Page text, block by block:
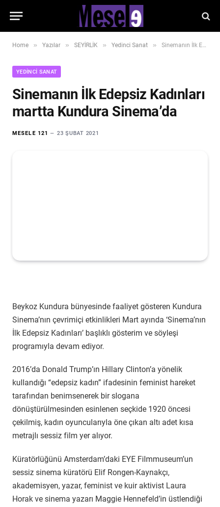
Home » Yazılar » SEYİRLİK » Yedinci Sanat » Sinemanın İlk Edepsiz Kadınları martta Kundura Sinema’da
YEDINCI SANAT
Sinemanın İlk Edepsiz Kadınları
martta Kundura Sinema’da
MESELE 121 23 ŞUBAT 2021
Beykoz Kundura bünyesinde faaliyet gösteren Kundura
Sinema’nın çevrimiçi etkinlikleri Mart ayında ‘Sinema’nın
İlk Edepsiz Kadınları’ başlıklı gösterim ve söyleşi
programıyla devam ediyor.
2016’da Donald Trump’ın Hillary Clinton’a yönelik
kullandığı “edepsiz kadın” ifadesinin feminist hareket
tarafından benimsenerek bir slogana
dönüştürülmesinden esinlenen seçkide 1920 öncesi
çekilmiş, kadın oyuncularıyla öne çıkan altı adet kısa
metrajlı sessiz film yer alıyor.
Küratörlüğünü Amsterdam’daki EYE Filmmuseum’un
sessiz sinema küratörü Elif Rongen-Kaynakçı,
akademisyen, yazar, feminist ve kuir aktivist Laura
Horak ve sinema yazarı Maggie Hennefeld’in üstlendiği